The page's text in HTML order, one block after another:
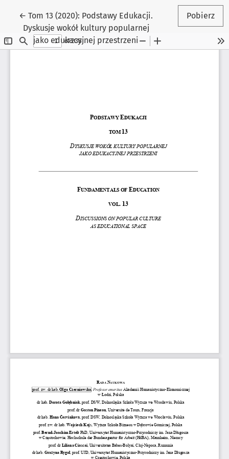
←Wróć do szczegółów artykułu
Tom 13 (2020): Podstawy Edukacji.
Dyskusje wokół kultury popularnej
jako edukacyjnej przestrzeni
Pobierz